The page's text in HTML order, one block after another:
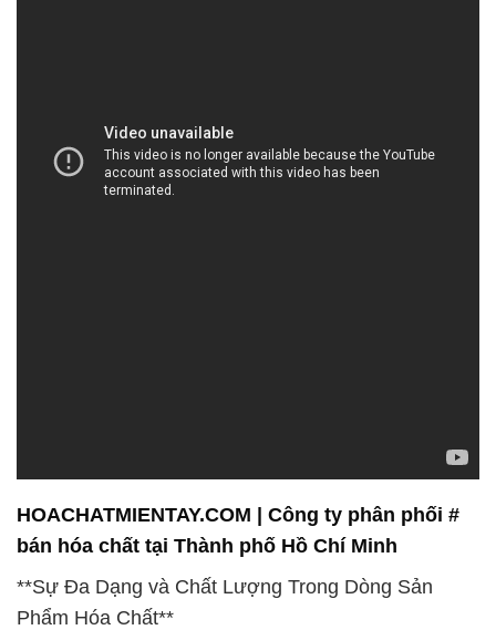
HOACHATMIENTAY.COM | Công ty phân phối #
bán hóa chất tại Thành phố Hồ Chí Minh
**Sự Đa Dạng và Chất Lượng Trong Dòng Sản
Phẩm Hóa Chất**